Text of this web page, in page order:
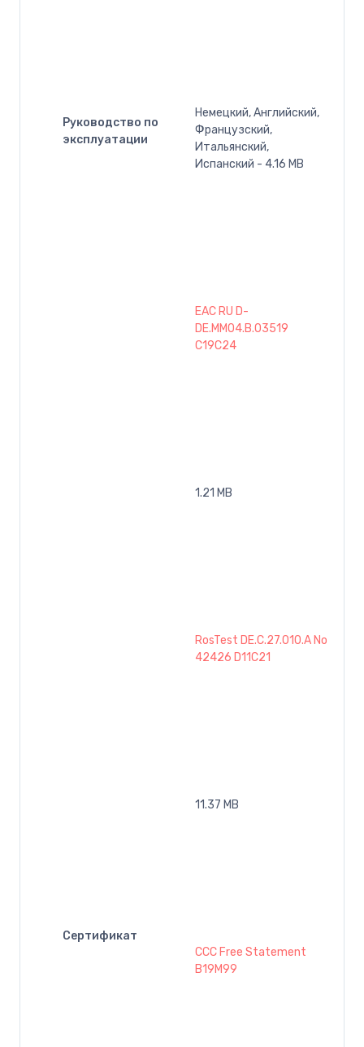
Руководство по
эксплуатации
Немецкий, Английский,
Французский,
Итальянский,
Испанский - 4.16 MB
Сертификат
EAC RU D-
DE.MM04.B.03519
C19C24
1.21 MB
RosTest DE.C.27.010.A No
42426 D11C21
11.37 MB
CCC Free Statement
B19M99